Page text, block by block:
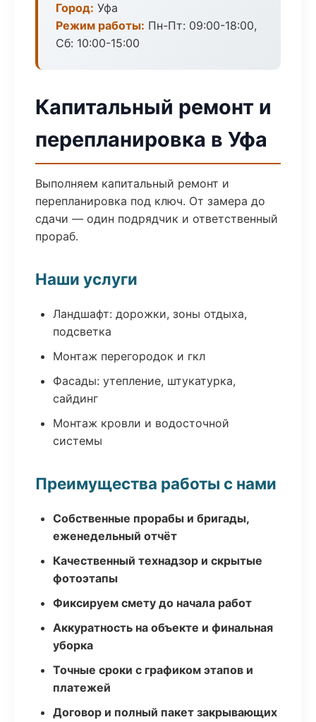
Город: Уфа
Режим работы: Пн-Пт: 09:00-18:00,
Сб: 10:00-15:00
Капитальный ремонт и
перепланировка в Уфа
Выполняем капитальный ремонт и
перепланировка под ключ. От замера до
сдачи — один подрядчик и ответственный
прораб.
Наши услуги
Ландшафт: дорожки, зоны отдыха,
подсветка
Монтаж перегородок и гкл
Фасады: утепление, штукатурка,
сайдинг
Монтаж кровли и водосточной
системы
Преимущества работы с нами
Собственные прорабы и бригады,
еженедельный отчёт
Качественный технадзор и скрытые
фотоэтапы
Фиксируем смету до начала работ
Аккуратность на объекте и финальная
уборка
Точные сроки с графиком этапов и
платежей
Договор и полный пакет закрывающих